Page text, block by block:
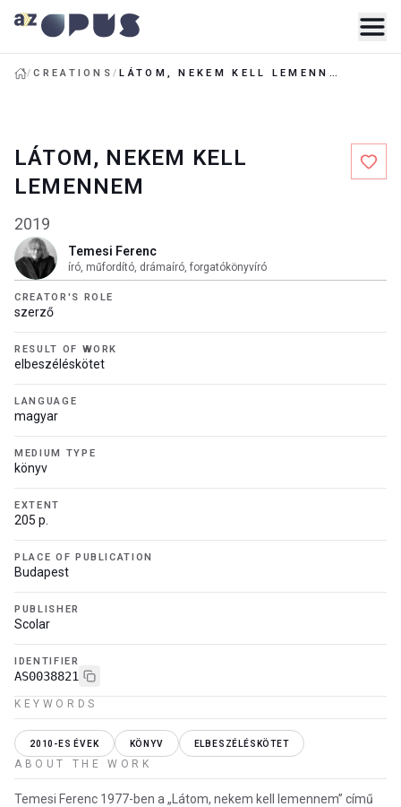
/CREATIONS/ LÁTOM, NEKEM KELL LEMENNEM
LÁTOM, NEKEM KELL
LEMENNEM
2019
Temesi Ferenc
író, műfordító, drámaíró, forgatókönyvíró
CREATOR'S ROLE
szerző
RESULT OF WORK
elbeszéléskötet
LANGUAGE
magyar
MEDIUM TYPE
könyv
EXTENT
205 p.
PLACE OF PUBLICATION
Budapest
PUBLISHER
Scolar
IDENTIFIER
AS0038821
KEYWORDS
2010-ES ÉVEK KÖNYV ELBESZÉLÉSKÖTET
ABOUT THE WORK
Temesi Ferenc 1977-ben a „Látom, nekem kell lemennem” című